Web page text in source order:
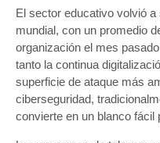
El sector educativo volvió
mundial, con un promedio
organización el mes
tanto la continua
superficie de ataque más
ciberseguridad,
convierte en un blanco